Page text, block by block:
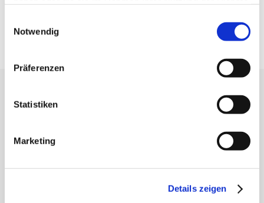
Notwendig
Präferenzen
Statistiken
Marketing
Details zeigen
Spiel CN
Käfig
Erhalten Sie unseren Newsletter